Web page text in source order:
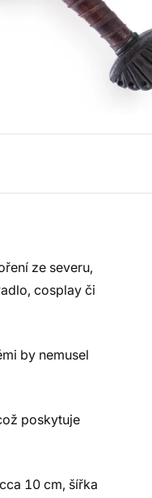
ze severu,
cosplay či
by nemusel
poskytuje
10 cm, šířka